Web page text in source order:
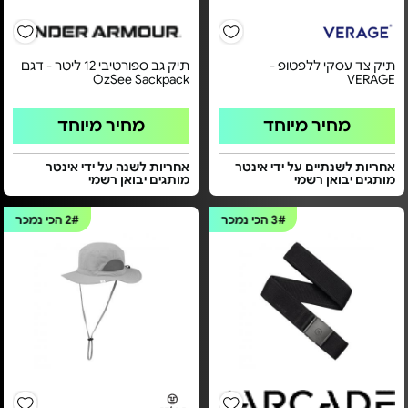
תיק צד עסקי ללפטופ -
VERAGE
מחיר מיוחד
אחריות לשנתיים על ידי אינטר
מותגים יבואן רשמי
תיק גב ספורטיבי 12 ליטר - דגם
OzSee Sackpack
מחיר מיוחד
אחריות לשנה על ידי אינטר
מותגים יבואן רשמי
3# הכי נמכר 2#הכי נמכר